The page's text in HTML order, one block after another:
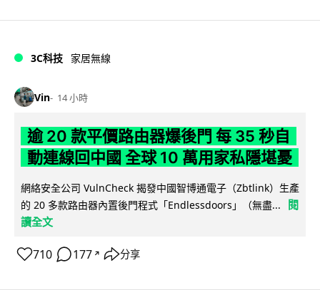
3C科技 家居無線
Vin 14 小時
逾 20 款平價路由器爆後門 每 35 秒自
動連線回中國 全球 10 萬用家私隱堪憂
網絡安全公司 VulnCheck 揭發中國智博通電子（Zbtlink）生產
的 20 多款路由器內置後門程式「Endlessdoors」（無盡...
閱
讀全文
710 177 ↗ 分享